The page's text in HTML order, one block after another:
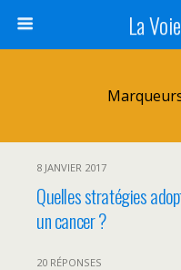
La
8 JANVIER 2017
Quelles stratégies
un cancer ?
20 RÉPONSES